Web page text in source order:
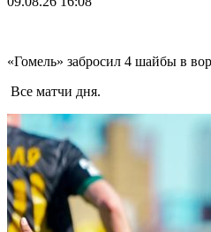
«Гомель» забросил 4 шайбы в
Все матчи дня.